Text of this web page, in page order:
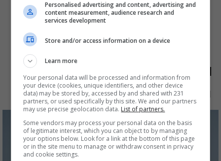
الأكثر قراءة
الآن 48 ساعة 7 أيام شهر
Personalised advertising and content, advertising and
content measurement, audience research and
services development
Store and/or access information on a device
Learn more
Your personal data will be processed and information from
your device (cookies, unique identifiers, and other device
data) may be stored by, accessed by and shared with 231
partners, or used specifically by this site. We and our partners
may use precise geolocation data. List of partners.
Some vendors may process your personal data on the basis
of legitimate interest, which you can object to by managing
your options below. Look for a link at the bottom of this page
or in the site menu to manage or withdraw consent in privacy
and cookie settings.